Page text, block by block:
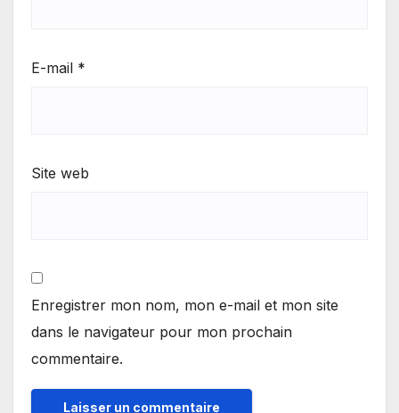
E-mail *
Site web
Enregistrer mon nom, mon e-mail et mon site
dans le navigateur pour mon prochain
commentaire.